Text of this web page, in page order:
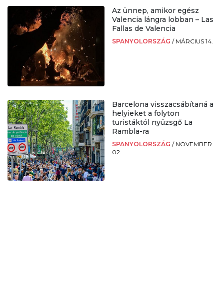
Az ünnep, amikor egész
Valencia lángra lobban – Las
Fallas de Valencia
SPANYOLORSZÁG / MÁRCIUS 14.
Barcelona visszacsábítaná a
helyieket a folyton
turistáktól nyüzsgő La
Rambla-ra
SPANYOLORSZÁG / NOVEMBER
02.